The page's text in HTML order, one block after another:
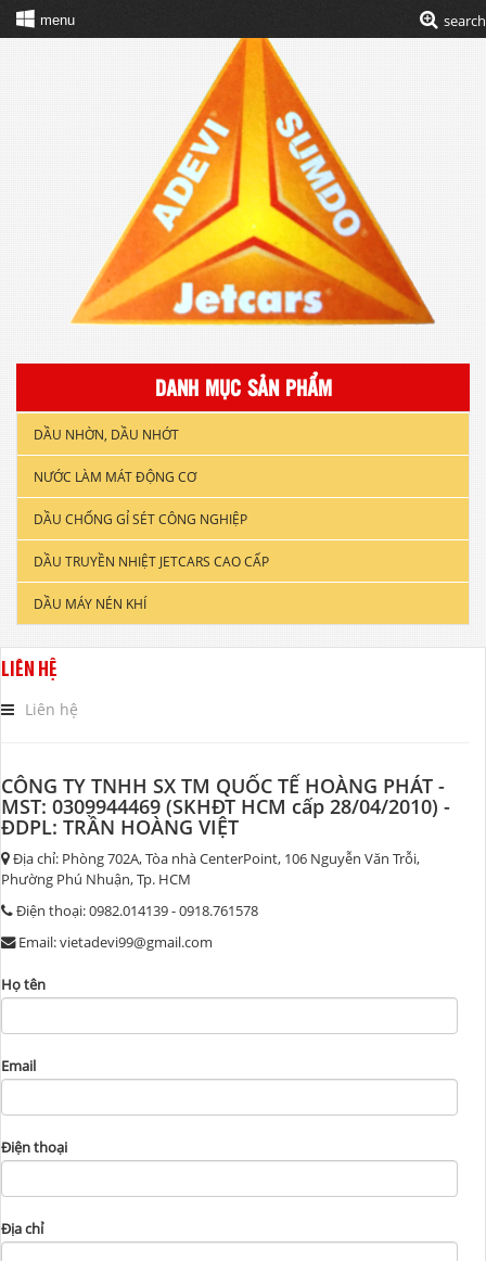
menu search
DANH MỤC SẢN PHẨM
DẦU NHỜN, DẦU NHỚT
DẦU NHỚT XE GẮN MÁY
DẦU ĐỘNG CƠ XE TẢI & TÀU THUYỀN
DẦU NHỚT CÔNG NGHIỆP
DẦU CẮT GỌT KIM LOẠI
DẦU NHỚT THỦY LỰC CAO CẤP
DẦU NHỚT HỘP SỐ
NƯỚC LÀM MÁT ĐỘNG CƠ
DẦU CHỐNG GỈ SÉT CÔNG NGHIỆP
DẦU TRUYỀN NHIỆT JETCARS CAO CẤP
DẦU MÁY NÉN KHÍ
LIÊN HỆ
Liên hệ
CÔNG TY TNHH SX TM QUỐC TẾ HOÀNG PHÁT -
MST: 0309944469 (SKHĐT HCM cấp 28/04/2010) -
ĐDPL: TRẦN HOÀNG VIỆT
Địa chỉ: Phòng 702A, Tòa nhà CenterPoint, 106 Nguyễn Văn Trỗi,
Phường Phú Nhuận, Tp. HCM
Điện thoại: 0982.014139 - 0918.761578
Email: vietadevi99@gmail.com
Họ tên
Email
Điện thoại
Địa chỉ